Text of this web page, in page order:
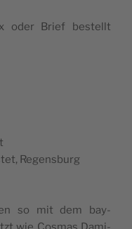
oder Brief bestellt
Regensburg
so mit dem bay­